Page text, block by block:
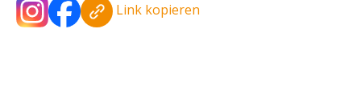
Link kopieren